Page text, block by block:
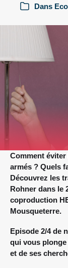
Dans
Comment
armés ? Quels
Découvrez les
Rohner dans le
coproduction
Mousqueterre.
Episode 2/4 de
qui vous plonge
et de ses